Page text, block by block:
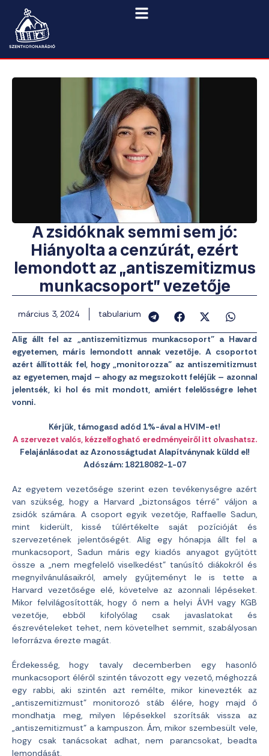
A zsidóknak semmi sem jó:
Hiányolta a cenzúrát, ezért
lemondott az „antiszemitizmus
munkacsoport” vezetője
március 3, 2024 tabularium
Alig állt fel az „antiszemitizmus munkacsoport” a Havard
egyetemen, máris lemondott annak vezetője. A csoportot
azért állították fel, hogy „monitorozza” az antiszemitizmust
az egyetemen, majd – ahogy az megszokott feléjük – azonnal
jelentsék, ki hol és mit mondott, amiért felelősségre lehet
vonni.
Kérjük, támogasd adód 1%-ával a HVIM-et!
A szervezet valós, kézzelfogható eredményeiről itt olvashatsz.
Felajánlásodat az Azonosságtudat Alapítványnak küldd el!
Adószám: 18218082-1-07
Az egyetem vezetősége szerint ezen tevékenységre azért
van szükség, hogy a Harvard „biztonságos térré” váljon a
zsidók számára. A csoport egyik vezetője, Raffaelle Sadun,
mint kiderült, kissé túlértékelte saját pozícióját és
szervezetének jelentőségét. Alig egy hónapja állt fel a
munkacsoport, Sadun máris egy kiadós anyagot gyűjtött
össze a „nem megfelelő viselkedést” tanúsító diákokról és
megnyilvánulásaikról, amely gyűjteményt le is tette a
Harvard vezetősége elé, követelve az azonnali lépéseket.
Mikor felvilágosították, hogy ő nem a helyi ÁVH vagy KGB
vezetője, ebből kifolyólag csak javaslatokat és
észrevételeket tehet, nem követelhet semmit, szabályosan
leforrázva érezte magát.
Érdekesség, hogy tavaly decemberben egy hasonló
munkacsoport éléről szintén távozott egy vezető, méghozzá
egy rabbi, aki szintén azt remélte, mikor kinevezték az
„antiszemitizmust” monitorozó stáb élére, hogy majd ő
mondhatja meg, milyen lépésekkel szorítsák vissza az
„antiszemitizmust” a kampuszon. Ám, mikor szembesült vele,
hogy csak tanácsokat adhat, nem parancsokat, beadta
lemondását.